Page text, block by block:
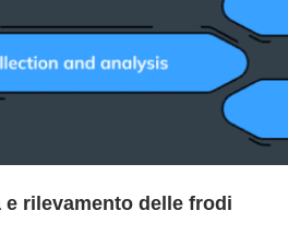
rilevamento delle frodi